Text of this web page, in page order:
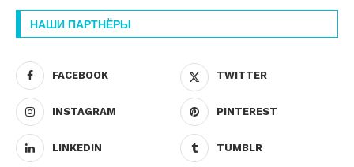
НАШИ ПАРТНЁРЫ
FACEBOOK TWITTER
INSTAGRAM PINTEREST
LINKEDIN TUMBLR